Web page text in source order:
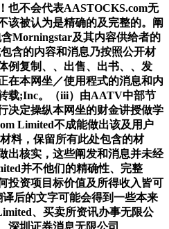
也不会代表AASTOCKS.com无
该被认为是精确的及完整的。阐
Morningstar及其内容供给者的
含的内容和消息乃按照公开材
例复制、、出售、出书、、发
在本网坐／使用程式的消息和内
载;Inc。（iii）由AATV中部节
决定操纵本网坐的财金讲授做学
Limited不成能做出该及用户
料，保留所有此处包含的材
出核实，这些阐发和消息并未经
并不他们的精确性、完整
投资项目标价值及所得收入皆可
后的文字可能会得到一些本来
、买卖所资讯办事无限公
深圳证券消息无限公司、